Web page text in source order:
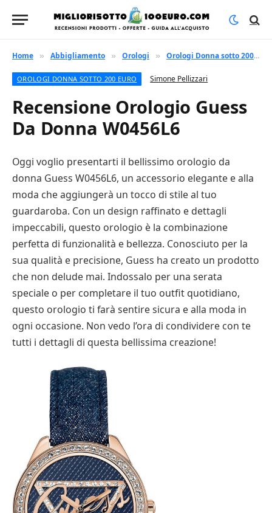
Home » Abbigliamento » Orologi » Orologi Donna sotto 200 euro
OROLOGI DONNA SOTTO 200 EURO Simone Pellizzari
Recensione Orologio Guess
Da Donna W0456L6
Oggi voglio presentarti il bellissimo orologio da
donna Guess W0456L6, un accessorio elegante e alla
moda che aggiungerà un tocco di stile al tuo
guardaroba. Con un design raffinato e dettagli
impeccabili, questo orologio è la combinazione
perfetta di funzionalità e bellezza. Conosciuto per la
sua qualità e precisione, Guess ha creato un prodotto
che non delude mai. Indossalo per una serata
speciale o per completare il tuo outfit quotidiano,
questo orologio ti farà sentire sicura e alla moda in
ogni occasione. Non vedo l’ora di condividere con te
tutti i dettagli di questa bellissima creazione!